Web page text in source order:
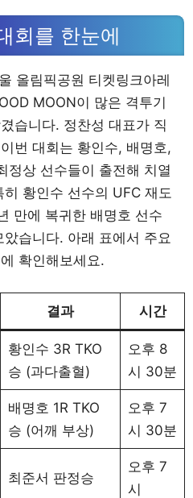
회를 한눈에
올림픽공원 티켓링크아레
MOON이 많은 격투기
습니다. 정찬성 대표가 직
번 대회는 황인수, 배명호,
정상 선수들이 출전해 치열
황인수 선수의 UFC 재도
만에 복귀한 배명호 선수
습니다. 아래 표에서 주요
확인해보세요.
결과 시간
황인수 3R TKO
승 (과다출혈)
오후 8
시 30분
배명호 1R TKO
승 (어깨 부상)
오후 7
시 30분
최준서 판정승
오후 7
시